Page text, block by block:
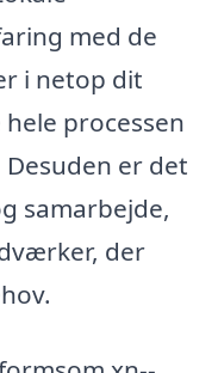
med de
i netop dit
processen
er det
samarbejde,
der